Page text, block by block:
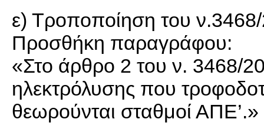
ε) Τροποποίηση του
Προσθήκη παραγράφου:
«Στο άρθρο 2 του ν. 3468/
ηλεκτρόλυσης που
θεωρούνται σταθμοί ΑΠΕ’.»